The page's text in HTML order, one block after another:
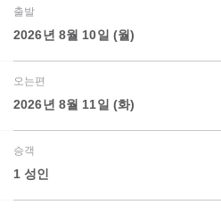
출발
2026년 8월 10일 (월)
오는편
2026년 8월 11일 (화)
승객
1 성인